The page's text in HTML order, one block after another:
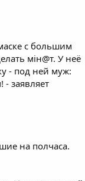
с большим
мiн@т. У неё
- под ней муж:
заявляет
на полчаса.